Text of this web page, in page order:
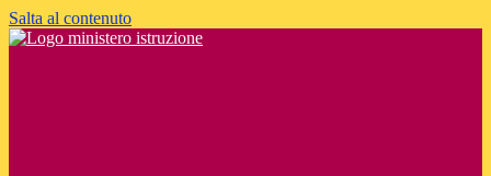
Salta al contenuto